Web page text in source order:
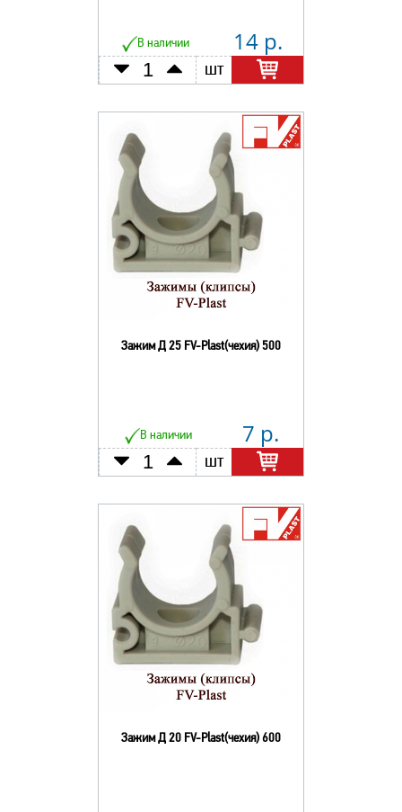
В наличии 14 р.
шт
Зажим Д 25 FV-Plast(чехия) 500
В наличии 7 р.
шт
Зажим Д 20 FV-Plast(чехия) 600